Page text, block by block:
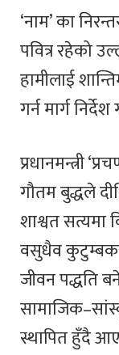
‘नाम’ का
पवित्र रहेको
हामीलाई
गर्न मार्ग
प्रधानमन्त्री
गौतम बुद्धले
शाश्वत सत्यमा
वसुधैव कुटुम्बकम
जीवन पद्धति
स्थापित हुँदै